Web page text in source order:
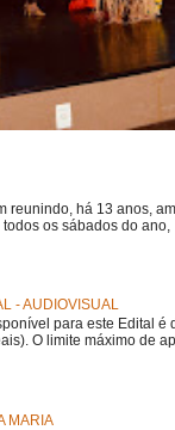
reunindo, há 13 anos,
os sábados do ano,
- AUDIOVISUAL
para este Edital é
O limite máximo de
MARIA